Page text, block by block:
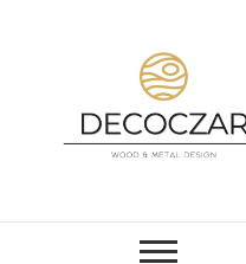
DECOCZAR
MEBLE, ŻYWICA,